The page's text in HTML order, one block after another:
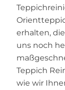
erhalten,
uns noch
Teppich
wie wir